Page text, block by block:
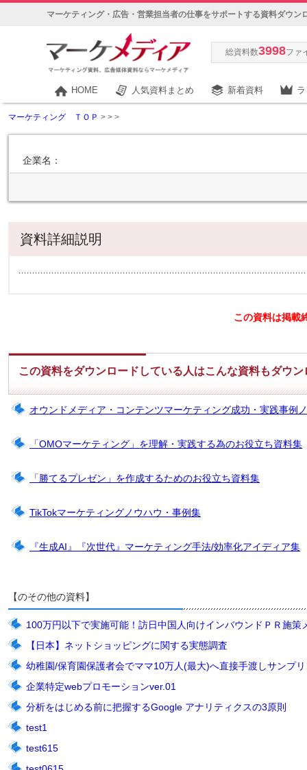
マーケティング・広告・営業担当者の仕事をサポートする資料ダウン
総資料数3998ファ
HOME 人気資料まとめ 新着資料
マーケティング ＴＯＰ > > >
企業名：
資料詳細説明
この資料は掲載
この資料をダウンロードしている人はこんな資料もダウ
オウンドメディア・コンテンツマーケティング成功・実践事例
「OMOマーケティング」を理解・実践する為のお役立ち資料集
「勝てるプレゼン」を作成するためのお役立ち資料集
TikTokマーケティングノウハウ・事例集
『生成AI』『次世代』マーケティング手法/効率化アイディア集
【のその他の資料】
100万円以下で実施可能！訪日中国人向けインバウンドＰＲ施策
【日本】ネットショッピングに関する実態調査
幼稚園/保育園保護者会でママ10万人(最大)へ直接手渡しサンプ
企業特定webプロモーションver.01
分析をはじめる前に把握するGoogle アナリティクスの3原則
test1
test615